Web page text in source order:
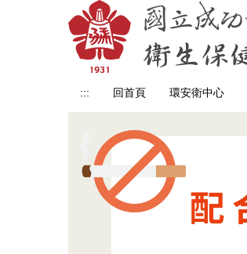
::: 回首頁 環安衛中心